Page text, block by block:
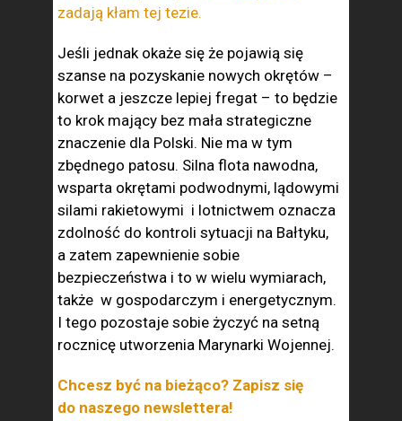
zadają kłam tej tezie.
Jeśli jednak okaże się że pojawią się
szanse na pozyskanie nowych okrętów –
korwet a jeszcze lepiej fregat – to będzie
to krok mający bez mała strategiczne
znaczenie dla Polski. Nie ma w tym
zbędnego patosu. Silna flota nawodna,
wsparta okrętami podwodnymi, lądowymi
silami rakietowymi i lotnictwem oznacza
zdolność do kontroli sytuacji na Bałtyku,
a zatem zapewnienie sobie
bezpieczeństwa i to w wielu wymiarach,
także w gospodarczym i energetycznym.
I tego pozostaje sobie życzyć na setną
rocznicę utworzenia Marynarki Wojennej.
Chcesz być na bieżąco? Zapisz się
do naszego newslettera!